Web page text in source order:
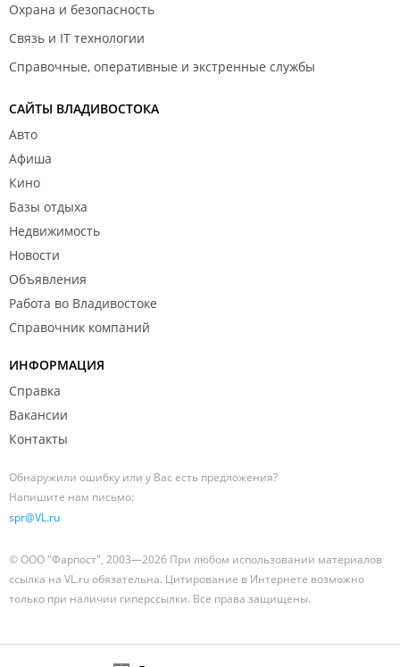
Охрана и безопасность
Связь и IT технологии
Справочные, оперативные и экстренные службы
САЙТЫ ВЛАДИВОСТОКА
Авто
Афиша
Кино
Базы отдыха
Недвижимость
Новости
Объявления
Работа во Владивостоке
Справочник компаний
ИНФОРМАЦИЯ
Справка
Вакансии
Контакты
Обнаружили ошибку или у Вас есть предложения?
Напишите нам письмо:
spr@VL.ru
© ООО "Фарпост", 2003—2026 При любом использовании материалов
ссылка на VL.ru обязательна. Цитирование в Интернете возможно
только при наличии гиперссылки. Все права защищены.